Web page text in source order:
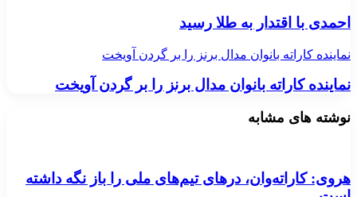
احمدی با اقتدار به طلا رسید
نماینده کاراته بانوان مدال برنز را بر گردن آویخت
نماینده کاراته بانوان مدال برنز را بر گردن آویخت
نوشته های مشابه
هروی: کاراته‌وان، درهای تیم‌های ملی را باز نگه داشته